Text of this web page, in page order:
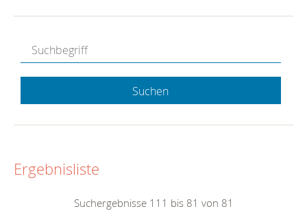
Suchen
Ergebnisliste
Suchergebnisse 111 bis 81 von 81